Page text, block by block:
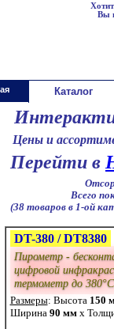
Вы
Каталог
Цены и
Перейти в
Всего
(38 товаров в 1-ой
DT-380 / DT8380
Пирометр -
цифровой
термометр до
Размеры: Высота 150
Ширина 90 ммx